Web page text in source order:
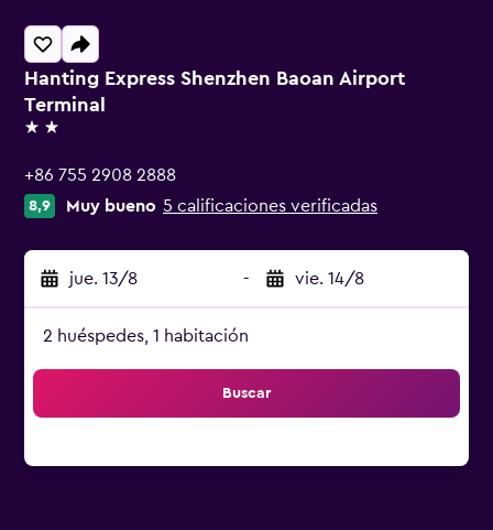
Hanting Express Shenzhen Baoan Airport
Terminal
2 estrellas
+86 755 2908 2888
8,9 Muy bueno 5 calificaciones verificadas
jue. 13/8 - vie. 14/8
2 huéspedes, 1 habitación
Buscar